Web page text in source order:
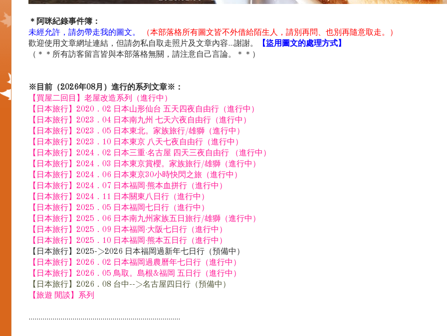
＊阿咪紀錄事件簿：
未經允許，請勿帶走我的圖文。
（本部落格所有圖文皆不外借給陌生人，請別再問、也別再隨意取走。）
歡迎使用文章網址連結，但請勿私自取走照片及文章內容...謝謝。
【盜用圖文的處理方式】
（＊＊所有訪客留言皆與本部落格無關，請注意自己言論。＊＊）
※目前（2026年08月）進行的系列文章※：
【買屋二回目】老屋改造系列（進行中）
【日本旅行】2020．02 日本山形仙台 五天四夜自由行（進行中）
【日本旅行】2023．04 日本南九州 七天六夜自由行（進行中）
【日本旅行】2023．05 日本東北。家族旅行/雄獅（進行中）
【日本旅行】2023．10 日本東京 八天七夜自由行（進行中）
【日本旅行】2024．02 日本三重·名古屋 四天三夜自由行 （進行中）
【日本旅行】2024．03 日本東京賞櫻。家族旅行/雄獅（進行中）
【日本旅行】2024．06 日本東京30小時快閃之旅（進行中）
【日本旅行】2024．07 日本福岡·熊本血拼行（進行中）
【日本旅行】2024．11 日本關東八日行（進行中）
【日本旅行】2025．05 日本福岡七日行（進行中）
【日本旅行】2025．06 日本南九州家族五日旅行/雄獅（進行中）
【日本旅行】2025．09 日本福岡·大阪七日行（進行中）
【日本旅行】2025．10 日本福岡·熊本五日行（進行中）
【日本旅行】2025->2026 日本福岡過新年七日行（預備中）
【日本旅行】2026．02 日本福岡過農曆年七日行（進行中）
【日本旅行】2026．05 鳥取。島根&福岡 五日行（進行中）
【日本旅行】2026．08 台中-->名古屋四日行（預備中）
【旅遊 閒談】系列
............................................................................